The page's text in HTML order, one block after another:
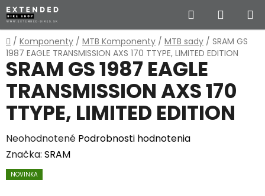
Prejsť
na
obsah
Hľadať
KOŠÍK
Domov
/ Komponenty / MTB Komponenty / MTB sady / SRAM GS
1987 EAGLE TRANSMISSION AXS 170 TTYPE, LIMITED EDITION
SRAM GS 1987 EAGLE
TRANSMISSION AXS 170
TTYPE, LIMITED EDITION
Priemerné
hodnotenie
produktu
Neohodnotené Podrobnosti hodnotenia
Značka: SRAM
NOVINKA